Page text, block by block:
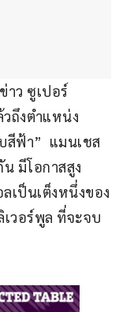
าว ซูเปอร์
ถึงตำแหน่ง
ฟ้า”  แมนเชส
มีโอกาสสูง
เป็นเต็งหนึ่งของ
วอร์พูล ที่จะจบ